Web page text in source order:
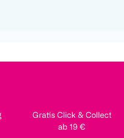
Gratis Click & Collect
ab 19 €